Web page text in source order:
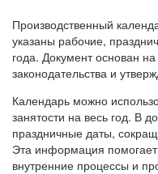
Производственный
указаны рабочие,
года. Документ основан
законодательства и
Календарь можно
занятости на весь год. В
праздничные даты,
Эта информация
внутренние процессы и